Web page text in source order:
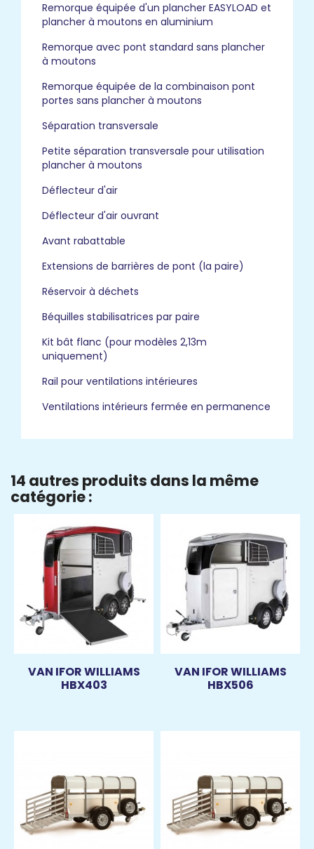
Remorque équipée d'un plancher EASYLOAD et
plancher à moutons en aluminium
Remorque avec pont standard sans plancher
à moutons
Remorque équipée de la combinaison pont
portes sans plancher à moutons
Séparation transversale
Petite séparation transversale pour utilisation
plancher à moutons
Déflecteur d'air
Déflecteur d'air ouvrant
Avant rabattable
Extensions de barrières de pont (la paire)
Réservoir à déchets
Béquilles stabilisatrices par paire
Kit bât flanc (pour modèles 2,13m
uniquement)
Rail pour ventilations intérieures
Ventilations intérieurs fermée en permanence
14 autres produits dans la même
catégorie :
VAN IFOR WILLIAMS
HBX403
VAN IFOR WILLIAMS
HBX506